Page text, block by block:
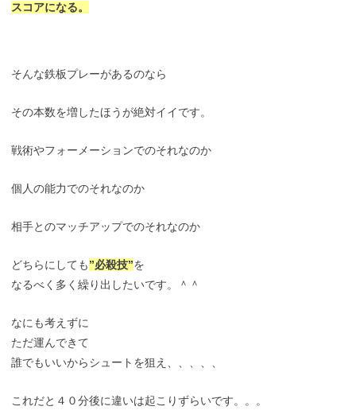
スコアになる。
そんな鉄板プレーがあるのなら
その本数を増したほうが絶対イイです。
戦術やフォーメーションでのそれなのか
個人の能力でのそれなのか
相手とのマッチアップでのそれなのか
どちらにしても”必殺技”を
なるべく多く繰り出したいです。＾＾
なにも考えずに
ただ運んできて
誰でもいいからシュートを狙え、、、、、
これだと４０分後に違いは起こりずらいです。。。